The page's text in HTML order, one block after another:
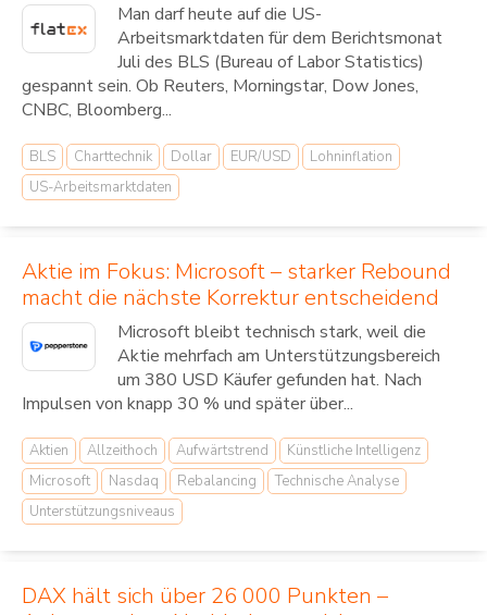
Man darf heute auf die US-
Arbeitsmarktdaten für dem Berichtsmonat
Juli des BLS (Bureau of Labor Statistics)
gespannt sein. Ob Reuters, Morningstar, Dow Jones,
CNBC, Bloomberg...
BLS Charttechnik Dollar EUR/USD
Lohninflation
US-Arbeitsmarktdaten
Aktie im Fokus: Microsoft – starker Rebound
macht die nächste Korrektur entscheidend
Microsoft bleibt technisch stark, weil die
Aktie mehrfach am Unterstützungsbereich
um 380 USD Käufer gefunden hat. Nach
Impulsen von knapp 30 % und später über...
Aktien Allzeithoch Aufwärtstrend
Künstliche Intelligenz
Microsoft
Nasdaq Rebalancing
Technische Analyse
Unterstützungsniveaus
DAX hält sich über 26 000 Punkten –